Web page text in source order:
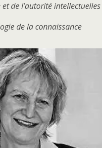
de l’autorité intellectuelles
de la connaissance